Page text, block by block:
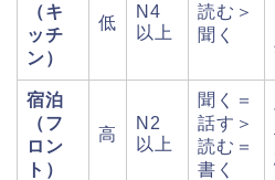
（キ
ッチ
ン）
低
N4
以上
読む＞
聞く
宿泊
（フ
ロン
ト）
高
N2
以上
聞く＝
話す＞
読む＝
書く